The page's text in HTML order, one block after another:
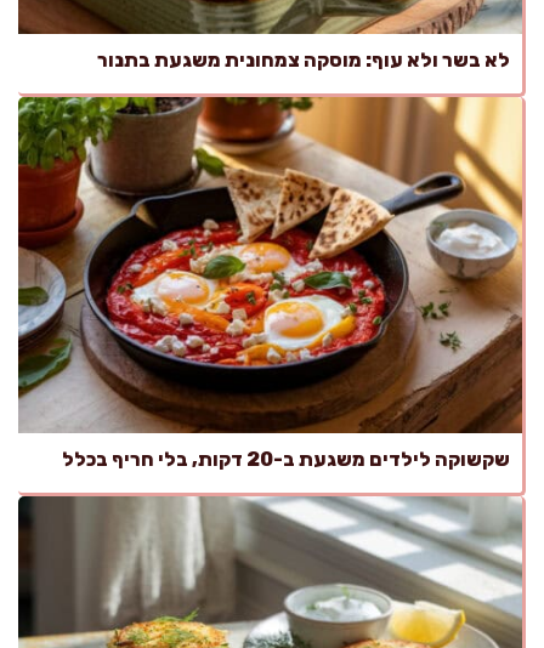
לא בשר ולא עוף: מוסקה צמחונית משגעת בתנור
שקשוקה לילדים משגעת ב-20 דקות, בלי חריף בכלל